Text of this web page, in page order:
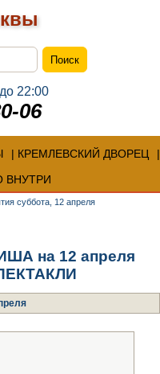
22:00
06
КРЕМЛЕВСКИЙ ДВОРЕЦ
ВНУТРИ
суббота, 12 апреля
на 12 апреля